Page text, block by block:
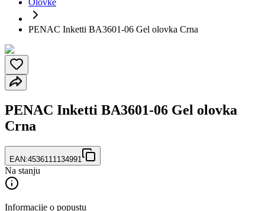
Olovke
PENAC Inketti BA3601-06 Gel olovka Crna
PENAC Inketti BA3601-06 Gel olovka
Crna
EAN:4536111134991
Na stanju
Informacije o popustu